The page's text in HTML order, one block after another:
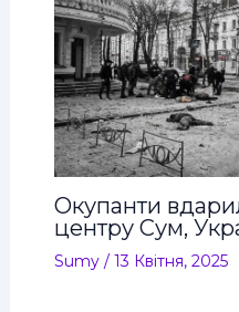
Окупанти
центру Сум,
Sumy/ 13 Квітня, 2025